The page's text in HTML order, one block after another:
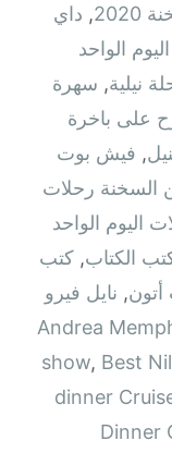
, داي
الواحد
نيلية, سهرة
على باخرة
, فيش بوت
السخنة رحلات
اليوم الواحد
الكتاب, كتب
, نايل فيرو
Andrea
show, Best
dinner
Dinner